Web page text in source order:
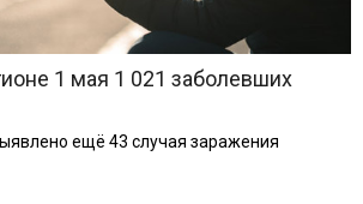
1 мая 1 021 заболевших
ещё 43 случая заражения